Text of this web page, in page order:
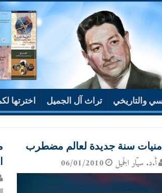
والتاريخي تراث آل الجميل اخترتها
أمنيات سنة جديدة لعالم مضطرب
أ.د. سيّار الجَميل 06/01/2010